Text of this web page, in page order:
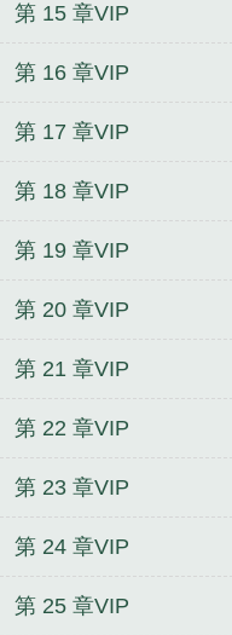
第 15 章VIP
第 16 章VIP
第 17 章VIP
第 18 章VIP
第 19 章VIP
第 20 章VIP
第 21 章VIP
第 22 章VIP
第 23 章VIP
第 24 章VIP
第 25 章VIP